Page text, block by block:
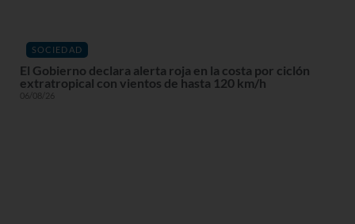
SOCIEDAD
El Gobierno declara alerta roja en la costa por ciclón
extratropical con vientos de hasta 120 km/h
06/08/26